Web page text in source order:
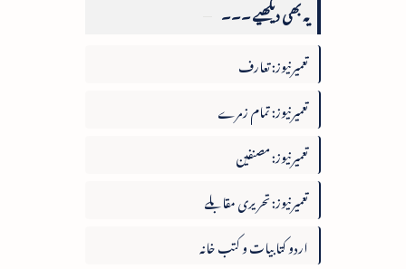
یہ بھی دیکھیے ۔۔۔
تعمیرنیوز: تعارف
تعمیرنیوز: تمام زمرے
تعمیرنیوز: مصنفین
تعمیرنیوز: تحریری مقابلے
اردو کتابیات و کتب خانہ